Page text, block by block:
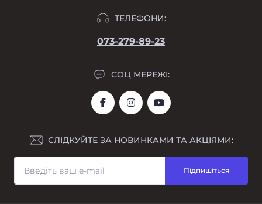
Power banks MEDIARGE
Power banks TRACER
Power banks KILPONEN
Power banks KUULAA
ТЕЛЕФОНИ:
073-279-89-23
СОЦ МЕРЕЖІ:
СЛІДКУЙТЕ ЗА НОВИНКАМИ ТА АКЦІЯМИ:
Підпишіться